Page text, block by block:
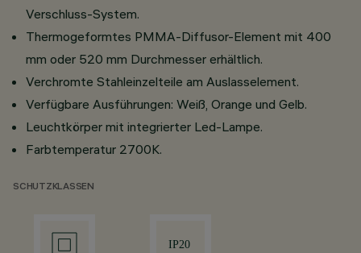
Verschluss-System.
Thermogeformtes PMMA-Diffusor-Element mit 400
mm oder 520 mm Durchmesser erhältlich.
Verchromte Stahleinzelteile am Auslasselement.
Verfügbare Ausführungen: Weiß, Orange und Gelb.
Leuchtkörper mit integrierter Led-Lampe.
Farbtemperatur 2700K.
SCHUTZKLASSEN